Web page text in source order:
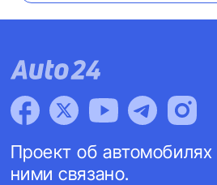
Проект об автомобилях
ними связано.